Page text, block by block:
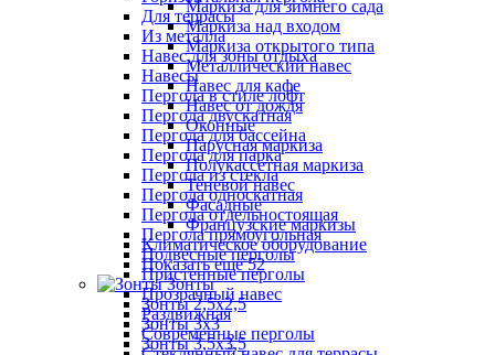
Маркиза для зимнего сада
Маркиза над входом
Маркиза открытого типа
Металлический навес
Навес для кафе
Навес от дождя
Оконные
Парусная маркиза
Полукассетная маркиза
Теневой навес
Фасадные
Французские маркизы
Климатическое оборудование
Показать ещё 52
Зонты
Зонты 2,5х2,5
Зонты 3х3
Зонты 3,5х3,5
Для террасы
Из металла
Навес для зоны отдыха
Навесы
Пергола в стиле лофт
Пергола двускатная
Пергола для бассейна
Пергола для парка
Пергола из стекла
Пергола односкатная
Пергола отдельностоящая
Пергола прямоугольная
Подвесные перголы
Пристенные перголы
Прозрачный навес
Раздвижная
Современные перголы